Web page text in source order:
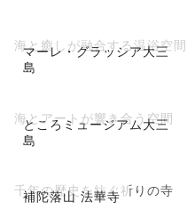
マーレ・グラッシア大三
島
海と癒しが融合する温浴空間
ところミュージアム大三
島
海とアートが響き合う空間
補陀落山 法華寺
千年の歴史を紡ぐ祈りの寺